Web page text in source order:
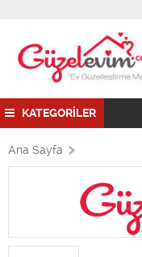
KATEGORİLER
Ana Sayfa